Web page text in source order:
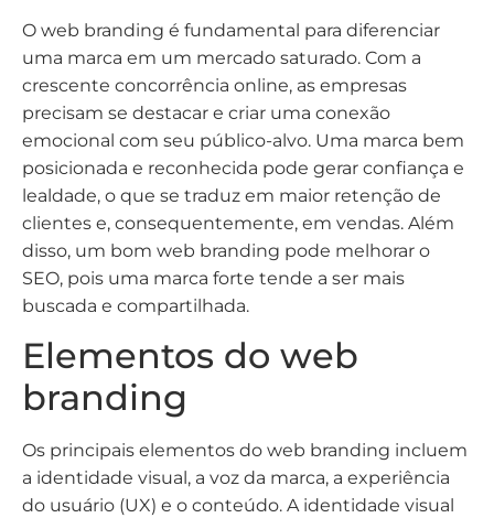
O web branding é fundamental para diferenciar
uma marca em um mercado saturado. Com a
crescente concorrência online, as empresas
precisam se destacar e criar uma conexão
emocional com seu público-alvo. Uma marca bem
posicionada e reconhecida pode gerar confiança e
lealdade, o que se traduz em maior retenção de
clientes e, consequentemente, em vendas. Além
disso, um bom web branding pode melhorar o
SEO, pois uma marca forte tende a ser mais
buscada e compartilhada.
Elementos do web
branding
Os principais elementos do web branding incluem
a identidade visual, a voz da marca, a experiência
do usuário (UX) e o conteúdo. A identidade visual